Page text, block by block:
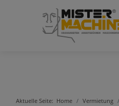
Aktuelle Seite: Home Vermietung